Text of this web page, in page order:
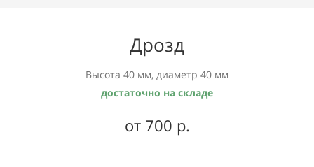
Дрозд
Высота 40 мм, диаметр 40 мм
достаточно на складе
от 700 р.